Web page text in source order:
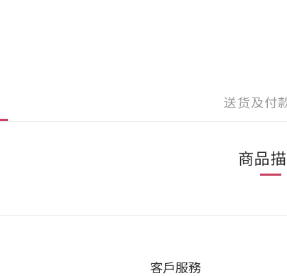
送货及付
商品
客戶服務